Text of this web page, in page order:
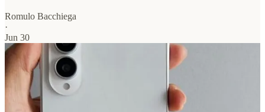
Romulo Bacchiega
·
Jun 30